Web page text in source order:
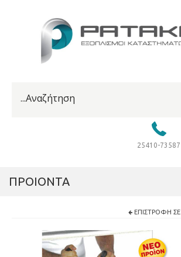
25410-73587
ΠΡΟΙΟΝΤΑ
ΕΠΙΣΤΡΟΦΉ ΣΕ